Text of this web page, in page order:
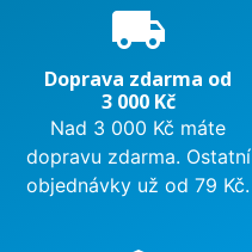
local_shipping
Doprava zdarma od
3 000 Kč
Nad 3 000 Kč máte
dopravu zdarma. Ostatní
objednávky už od 79 Kč.